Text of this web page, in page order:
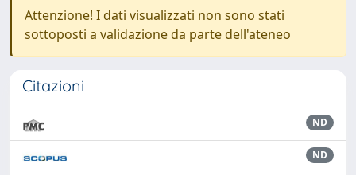
Attenzione! I dati visualizzati non sono stati
sottoposti a validazione da parte dell'ateneo
Citazioni
ND
ND